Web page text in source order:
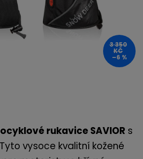
rukavice SAVIOR s
vysoce kvalitní kožené
3 350
KČ
–6 %